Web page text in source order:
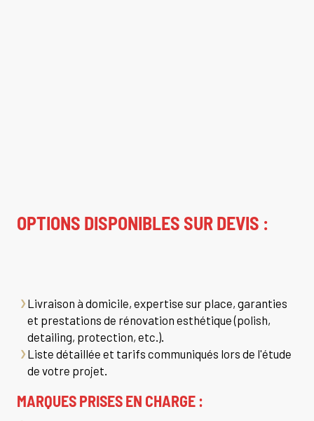
OPTIONS DISPONIBLES SUR DEVIS :
Livraison à domicile, expertise sur place, garanties
et prestations de rénovation esthétique (polish,
detailing, protection, etc.).
Liste détaillée et tarifs communiqués lors de l'étude
de votre projet.
MARQUES PRISES EN CHARGE :